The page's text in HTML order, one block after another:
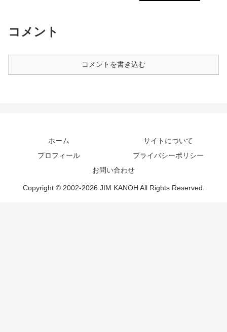
コメント
コメントを書き込む
ホーム
サイトについて
プロフィール
プライバシーポリシー
お問い合わせ
Copyright © 2002-2026 JIM KANOH All Rights Reserved.